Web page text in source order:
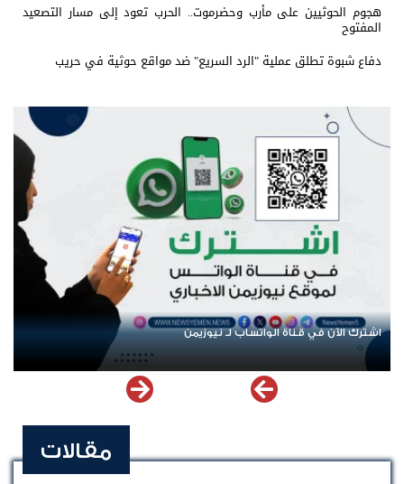
هجوم الحوثيين على مأرب وحضرموت.. الحرب تعود إلى مسار التصعيد
المفتوح
دفاع شبوة تطلق عملية "الرد السريع" ضد مواقع حوثية في حريب
اشترك الآن في قناة الواتساب لـ نيوزيمن
مقالات